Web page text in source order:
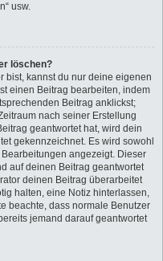
usw.
löschen?
bist, kannst du nur deine eigenen
einen Beitrag bearbeiten, indem
Beitrag anklickst;
nach seiner Erstellung
geantwortet hat, wird dein
gekennzeichnet. Es wird sowohl
angezeigt. Dieser
auf deinen Beitrag geantwortet
deinen Beitrag überarbeitet
halten, eine Notiz hinterlassen,
beachte, dass normale Benutzer
jemand darauf geantwortet